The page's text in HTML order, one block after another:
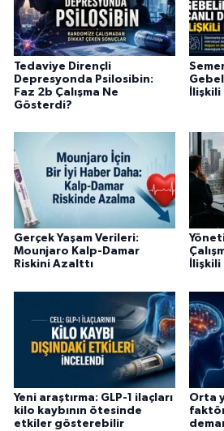
Tedaviye Dirençli
Depresyonda Psilosibin:
Faz 2b Çalışma Ne
Gösterdi?
Gerçek Yaşam Verileri:
Mounjaro Kalp-Damar
Riskini Azalttı
Yeni araştırma: GLP-1 ilaçları
kilo kaybının ötesinde
etkiler gösterebilir
Orta